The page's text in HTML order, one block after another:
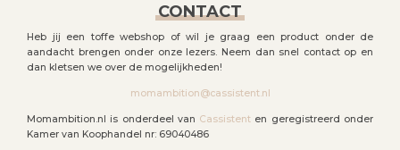
CONTACT
Heb jij een toffe webshop of wil je graag een product onder de
aandacht brengen onder onze lezers. Neem dan snel contact op en
dan kletsen we over de mogelijkheden!
momambition@cassistent.nl
Momambition.nl is onderdeel van Cassistent en geregistreerd onder
Kamer van Koophandel nr: 69040486